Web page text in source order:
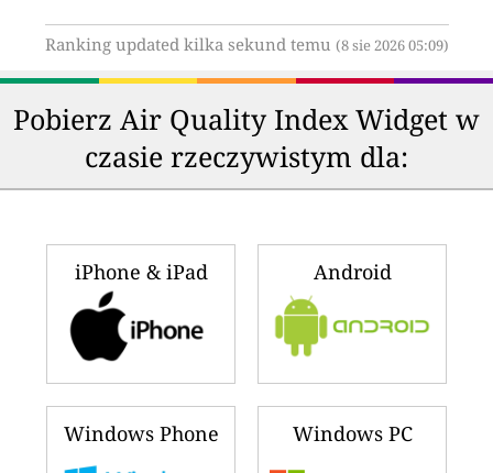
Ranking updated kilka sekund temu (8 sie 2026 05:09)
Pobierz Air Quality Index Widget w
czasie rzeczywistym dla:
iPhone & iPad Android
Windows Phone Windows PC